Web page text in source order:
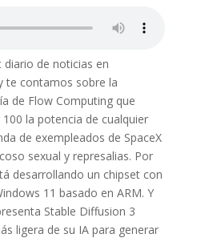
de noticias en
te contamos sobre la
de Flow Computing que
la potencia de cualquier
de exempleados de SpaceX
sexual y represalias. Por
desarrollando un chipset con
11 basado en ARM. Y
Stable Diffusion 3
ligera de su IA para generar